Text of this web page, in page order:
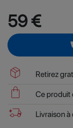
59 €
package_2 Retirez
shopping_bag Ce produit
delivery_truck_bolt Livraison